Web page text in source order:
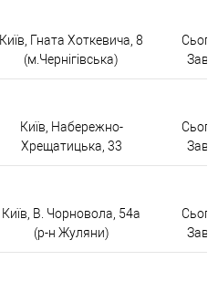
Київ, Гната Хоткевича, 8
(м.Чернігівська)
Київ, Набережно-
Хрещатицька, 33
Київ, В. Чорновола, 54а
(р-н Жуляни)